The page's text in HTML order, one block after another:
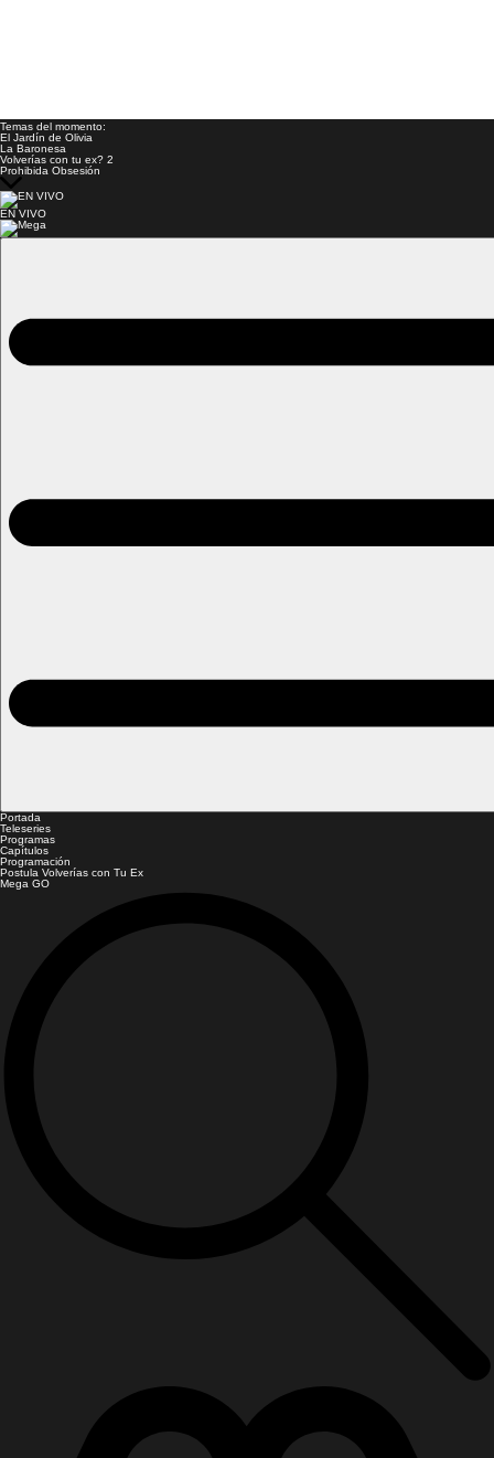
Temas del momento:
El Jardín de Olivia
La Baronesa
Volverías con tu ex? 2
Prohibida Obsesión
EN VIVO
Portada
Teleseries
Programas
Capítulos
Programación
Postula Volverías con Tu Ex
Mega GO